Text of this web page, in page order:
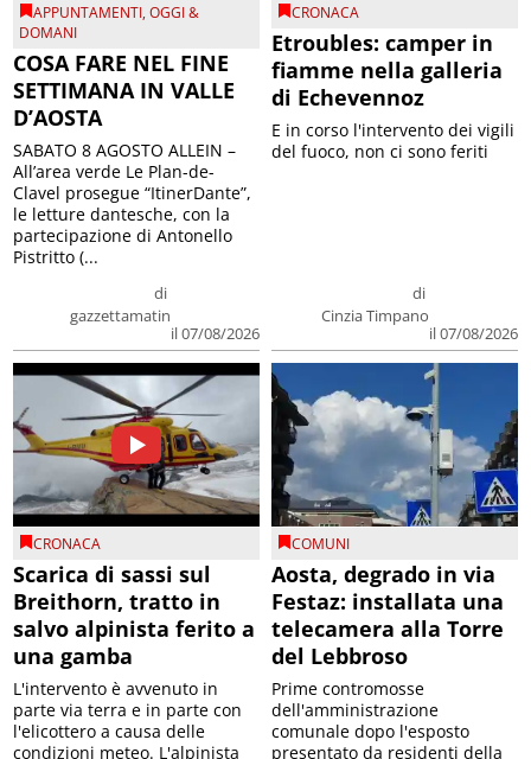
APPUNTAMENTI,OGGI &
DOMANI
COSA FARE NEL FINE
SETTIMANA IN VALLE
D’AOSTA
di
gazzettamatin
il 07/08/2026
SABATO 8 AGOSTO ALLEIN –
All’area verde Le Plan-de-
Clavel prosegue “ItinerDante”,
le letture dantesche, con la
partecipazione di Antonello
Pistritto (...
CRONACA
Etroubles: camper in
fiamme nella galleria
di Echevennoz
di
Cinzia Timpano
il 07/08/2026
E in corso l'intervento dei vigili
del fuoco, non ci sono feriti
CRONACA
Scarica di sassi sul
Breithorn, tratto in
salvo alpinista ferito a
una gamba
L'intervento è avvenuto in
parte via terra e in parte con
l'elicottero a causa delle
condizioni meteo. L'alpinista
COMUNI
Aosta, degrado in via
Festaz: installata una
telecamera alla Torre
del Lebbroso
Prime contromosse
dell'amministrazione
comunale dopo l'esposto
presentato da residenti della